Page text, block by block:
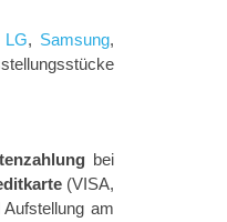
LG, Samsung,
bei
(VISA,
am